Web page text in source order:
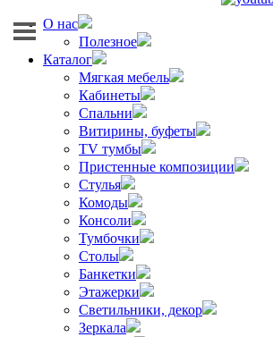
О нас
Полезное
Каталог
Мягкая мебель
Кабинеты
Спальни
Витирины, буфеты
TV тумбы
Пристенные композиции
Стулья
Комоды
Консоли
Тумбочки
Столы
Банкетки
Этажерки
Светильники, декор
Зеркала